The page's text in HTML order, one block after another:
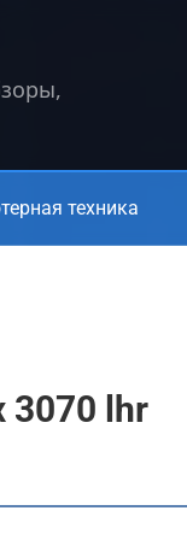
техника
3070 lhr